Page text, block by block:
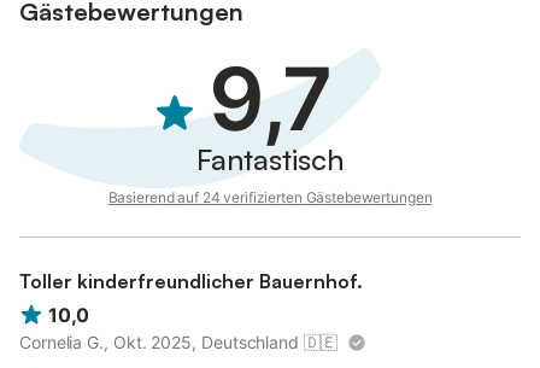
Die Messe- und Einkaufsstadt Husum ist ca. 22 km entfernt.
Garten und Liegewiese, Brötchenservice, regelmäßiges
Stockbrotbacken, Kinderbett und Kinderhochstuhl für alle
Ferienwohnungen/ - häuser nach Bedarf, Nichtraucher.
Haustiere sind nur im Ferienhaus Kastanie erlaubt. In allen
anderen Ferienwohnungen/-häuser sind keine Tiere erlaubt.
Gästebewertungen
9,7
Fantastisch
Basierend auf 24 verifizierten Gästebewertungen
Toller kinderfreundlicher Bauernhof.
10,0
Cornelia G., Okt. 2025, Deutschland 🇩🇪